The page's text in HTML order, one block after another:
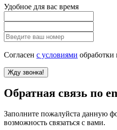
Удобное для вас время
Согласен с условиями
Обратная связь по
Заполните пожалуйста данную
возможность связаться с вами.